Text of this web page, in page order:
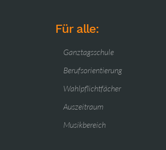
Für alle:
Ganztagsschule
Berufsorientierung
Wahlpflichtfächer
Auszeitraum
Musikbereich